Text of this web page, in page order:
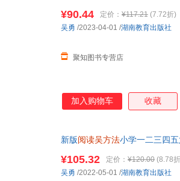
¥90.44 定价： ¥117.21 (7.72折)
聚知图书专营店
吴勇 /2023-04-01 /湖南教育出版社
加入购物车 收藏
新版 阅读吴方法小学一二三四
¥105.32 定价： ¥120.00 (8.78
吴勇 /2022-05-01 /湖南教育出版社